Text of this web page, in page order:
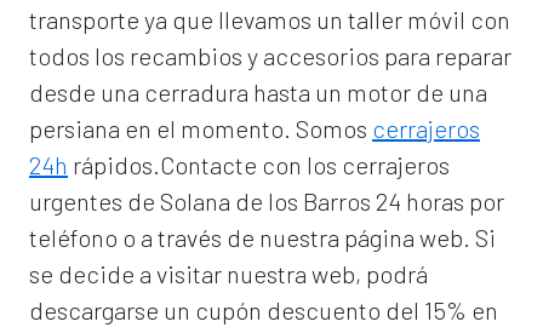
transporte ya que llevamos un taller móvil con
todos los recambios y accesorios para reparar
desde una cerradura hasta un motor de una
persiana en el momento. Somos cerrajeros
24h rápidos.Contacte con los cerrajeros
urgentes de Solana de los Barros 24 horas por
teléfono o a través de nuestra página web. Si
se decide a visitar nuestra web, podrá
descargarse un cupón descuento del 15% en